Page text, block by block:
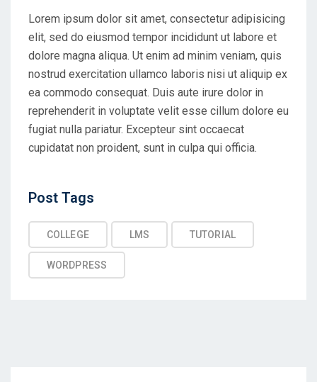
Lorem ipsum dolor sit amet, consectetur adipisicing
elit, sed do eiusmod tempor incididunt ut labore et
dolore magna aliqua. Ut enim ad minim veniam, quis
nostrud exercitation ullamco laboris nisi ut aliquip ex
ea commodo consequat. Duis aute irure dolor in
reprehenderit in voluptate velit esse cillum dolore eu
fugiat nulla pariatur. Excepteur sint occaecat
cupidatat non proident, sunt in culpa qui officia.
Post Tags
COLLEGE LMS TUTORIAL
WORDPRESS